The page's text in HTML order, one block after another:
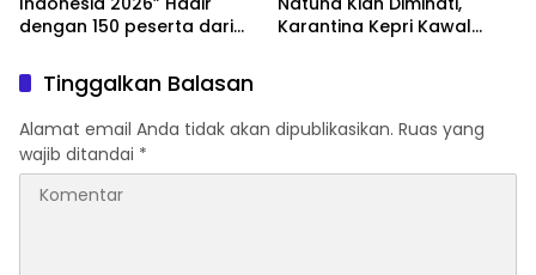
dengan 150 peserta dari
Industri Taman Rekreasi
dan Ekosistem Pariwisata
di Tanah Air
Karantina Kepri Kawal
Tinggalkan Balasan
Alamat email Anda tidak akan dipublikasikan. Ruas yang
wajib ditandai *